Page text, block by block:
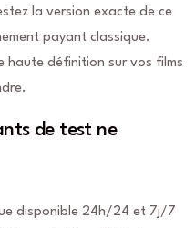
la version exacte de ce
payant classique.
haute définition sur vos films
de test ne
disponible 24h/24 et 7j/7